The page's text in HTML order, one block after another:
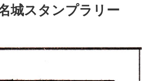
城スタンプラリー